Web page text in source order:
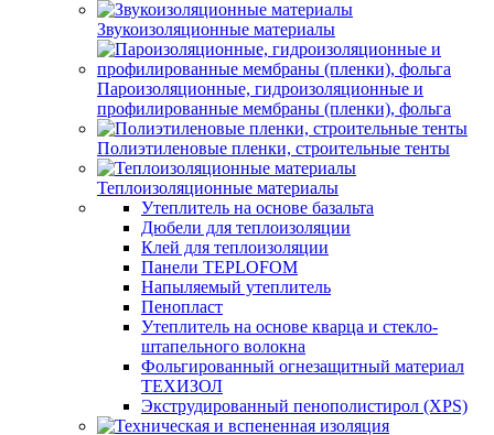
Звукоизоляционные материалы
Пароизоляционные, гидроизоляционные и
профилированные мембраны (пленки), фольга
Полиэтиленовые пленки, строительные тенты
Теплоизоляционные материалы
Утеплитель на основе базальта
Дюбели для теплоизоляции
Клей для теплоизоляции
Панели TEPLOFOM
Напыляемый утеплитель
Пенопласт
Утеплитель на основе кварца и стекло-
штапельного волокна
Фольгированный огнезащитный материал
ТЕХИЗОЛ
Экструдированный пенополистирол (XPS)